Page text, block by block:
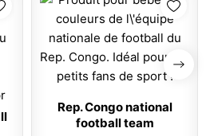
Rep. Congo national
football team